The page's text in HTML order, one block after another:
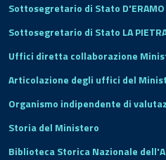
Sottosegretario di Stato D'ERAMO
Sottosegretario di Stato LA
Uffici diretta collaborazione
Articolazione degli uffici del
Organismo indipendente di
Storia del Ministero
Biblioteca Storica Nazionale